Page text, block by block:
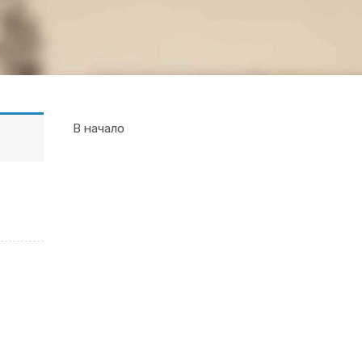
В начало